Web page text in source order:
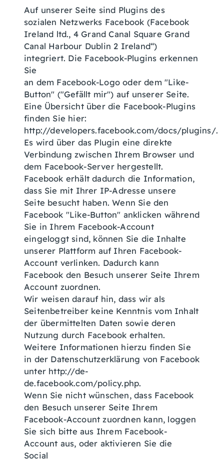
Auf unserer Seite sind Plugins des
sozialen Netzwerks Facebook (Facebook
Ireland ltd., 4 Grand Canal Square Grand
Canal Harbour Dublin 2 Ireland“)
integriert. Die Facebook-Plugins erkennen
Sie
an dem Facebook-Logo oder dem "Like-
Button" ("Gefällt mir") auf unserer Seite.
Eine Übersicht über die Facebook-Plugins
finden Sie hier:
http://developers.facebook.com/docs/plugins/.
Es wird über das Plugin eine direkte
Verbindung zwischen Ihrem Browser und
dem Facebook-Server hergestellt.
Facebook erhält dadurch die Information,
dass Sie mit Ihrer IP-Adresse unsere
Seite besucht haben. Wenn Sie den
Facebook "Like-Button" anklicken während
Sie in Ihrem Facebook-Account
eingeloggt sind, können Sie die Inhalte
unserer Plattform auf Ihren Facebook-
Account verlinken. Dadurch kann
Facebook den Besuch unserer Seite Ihrem
Account zuordnen.
Wir weisen darauf hin, dass wir als
Seitenbetreiber keine Kenntnis vom Inhalt
der übermittelten Daten sowie deren
Nutzung durch Facebook erhalten.
Weitere Informationen hierzu finden Sie
in der Datenschutzerklärung von Facebook
unter http://de-
de.facebook.com/policy.php.
Wenn Sie nicht wünschen, dass Facebook
den Besuch unserer Seite Ihrem
Facebook-Account zuordnen kann, loggen
Sie sich bitte aus Ihrem Facebook-
Account aus, oder aktivieren Sie die
Social